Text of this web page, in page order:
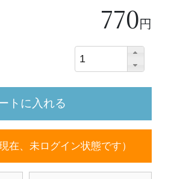
770円
現在、未ログイン状態です）